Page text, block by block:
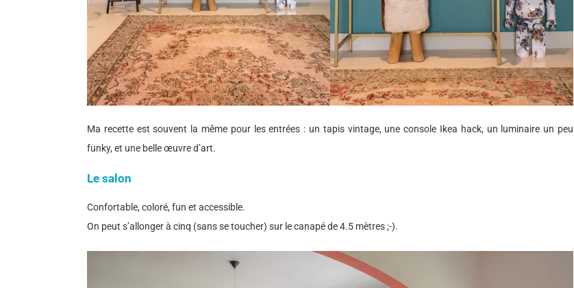
Ma recette est souvent la même pour les entrées : un tapis vintage, une console Ikea hack, un luminaire un peu
funky, et une belle œuvre d’art.
Le salon
Confortable, coloré, fun et accessible.
On peut s’allonger à cinq (sans se toucher) sur le canapé de 4.5 mètres ;-).